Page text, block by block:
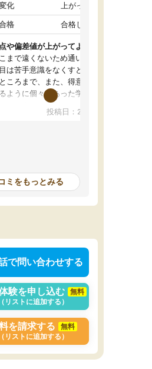
化 上がった
格 合格した
や偏差値が上がってよかった
まで遠くないため通いやすく、自分
は苦手意識をなくすところから成績
ころまで、また、得意科目はより点
ように個々にあった学習方法で教え
た。また、個別にやってくれること
いところをすぐに質問することがで
投稿日：2026年06月19日
ミをもっとみる
で問い合わせする
験を申し込む
無料
（リストに追加する）
を請求する
無料
（リストに追加する）